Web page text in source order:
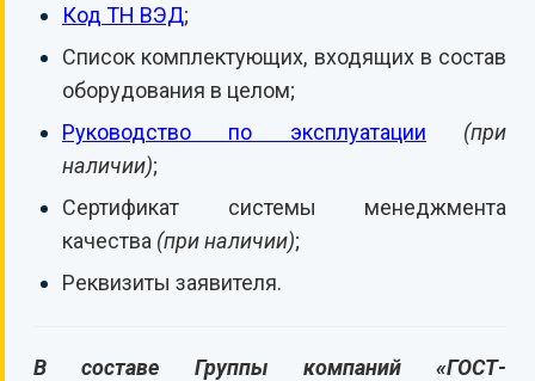
Код ТН ВЭД;
Список комплектующих, входящих в состав
оборудования в целом;
Руководство по эксплуатации
(при
наличии);
Сертификат системы менеджмента
качества (при наличии);
Реквизиты заявителя.
В составе Группы компаний «ГОСТ-